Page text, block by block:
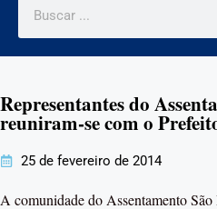
Representantes do
reuniram-se com o
25 de fevereiro de 2014
A comunidade do Assentamento